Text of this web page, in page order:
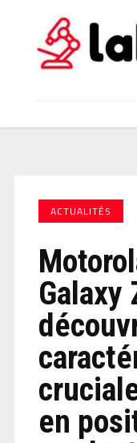
ACTUALITÉS
Galaxy
en